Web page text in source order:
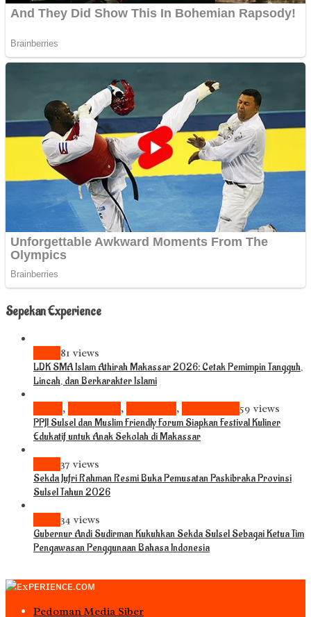
Sepekan Experience
81 views
LDK SMA Islam Athirah Makassar 2026: Cetak Pemimpin Tangguh,
Lincah, dan Berkarakter Islami
, , , 59 views
PPJI Sulsel dan Muslim Friendly Forum Siapkan Festival Kuliner
Edukatif untuk Anak Sekolah di Makassar
37 views
Sekda Jufri Rahman Resmi Buka Pemusatan Paskibraka Provinsi
Sulsel Tahun 2026
34 views
Gubernur Andi Sudirman Kukuhkan Sekda Sulsel Sebagai Ketua Tim
Pengawasan Penggunaan Bahasa Indonesia
Pedoman Media Siber